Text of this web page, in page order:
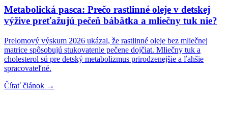
Metabolická pasca: Prečo rastlinné oleje v detskej
výžive preťažujú pečeň bábätka a mliečny tuk nie?
Prelomový výskum 2026 ukázal, že rastlinné oleje bez mliečnej
matrice spôsobujú stukovatenie pečene dojčiat. Mliečny tuk a
cholesterol sú pre detský metabolizmus prirodzenejšie a ľahšie
spracovateľné.
Čítať článok →